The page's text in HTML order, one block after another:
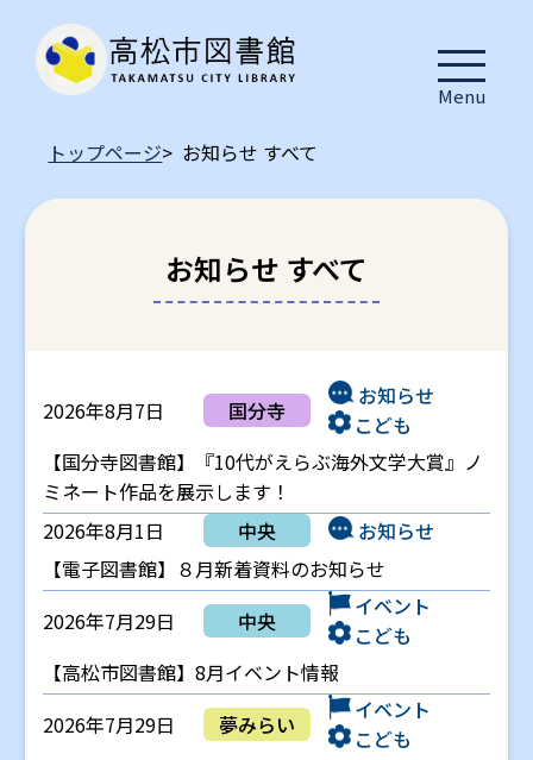
Menu
トップページ> お知らせ すべて
お知らせ すべて
2026年8月7日 国分寺
お知らせ
こども
【国分寺図書館】『10代がえらぶ海外文学大賞』ノ
ミネート作品を展示します！
2026年8月1日
中央
お知らせ
【電子図書館】８月新着資料のお知らせ
2026年7月29日
中央
イベント
こども
【高松市図書館】8月イベント情報
2026年7月29日
夢みらい
イベント
こども